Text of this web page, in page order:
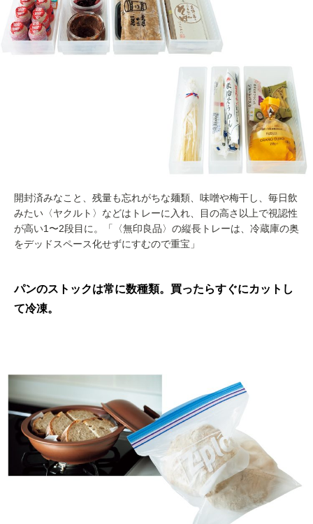
開封済みなこと、残量も忘れがちな麺類、味噌や梅干し、毎日飲
みたい〈ヤクルト〉などはトレーに入れ、目の高さ以上で視認性
が高い1〜2段目に。「〈無印良品〉の縦長トレーは、冷蔵庫の奥
をデッドスペース化せずにすむので重宝」
パンのストックは常に数種類。買ったらすぐにカットし
て冷凍。